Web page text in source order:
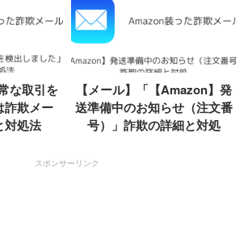
な取引を
詐欺メー
対処法
【メール】「【Amazon】発
送準備中のお知らせ（注文番
号）」詐欺の詳細と対処
スポンサーリンク